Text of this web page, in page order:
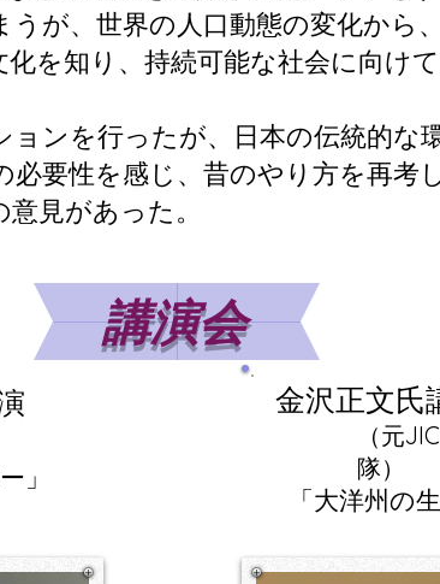
うが、世界の人口動態の変化から
を知り、持続可能な社会に向け
ンを行ったが、日本の伝統的な
要性を感じ、昔のやり方を再考
見があった。
​講演会
」
金沢正文氏
「大洋州の
（元
隊）